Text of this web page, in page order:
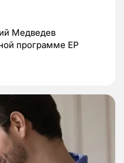
Медведев
программе ЕР